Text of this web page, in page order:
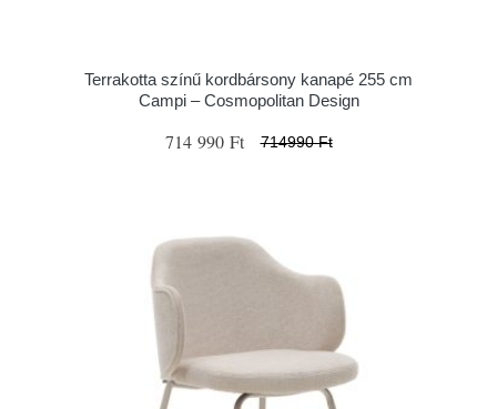
Terrakotta színű kordbársony kanapé 255 cm
Campi – Cosmopolitan Design
714 990 Ft 714990 Ft